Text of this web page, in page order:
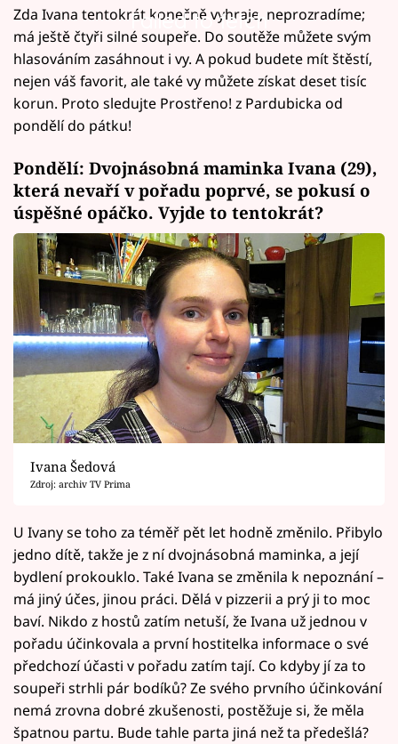
Failed to fetch
Zda Ivana tentokrát konečně vyhraje, neprozradíme;
má ještě čtyři silné soupeře. Do soutěže můžete svým
hlasováním zasáhnout i vy. A pokud budete mít štěstí,
nejen váš favorit, ale také vy můžete získat deset tisíc
korun. Proto sledujte Prostřeno! z Pardubicka od
pondělí do pátku!
Pondělí: Dvojnásobná maminka Ivana (29),
která nevaří v pořadu poprvé, se pokusí o
úspěšné opáčko. Vyjde to tentokrát?
Ivana Šedová
Zdroj: archiv TV Prima
U Ivany se toho za téměř pět let hodně změnilo. Přibylo
jedno dítě, takže je z ní dvojnásobná maminka, a její
bydlení prokouklo. Také Ivana se změnila k nepoznání –
má jiný účes, jinou práci. Dělá v pizzerii a prý ji to moc
baví. Nikdo z hostů zatím netuší, že Ivana už jednou v
pořadu účinkovala a první hostitelka informace o své
předchozí účasti v pořadu zatím tají. Co kdyby jí za to
soupeři strhli pár bodíků? Ze svého prvního účinkování
nemá zrovna dobré zkušenosti, postěžuje si, že měla
špatnou partu. Bude tahle parta jiná než ta předešlá?